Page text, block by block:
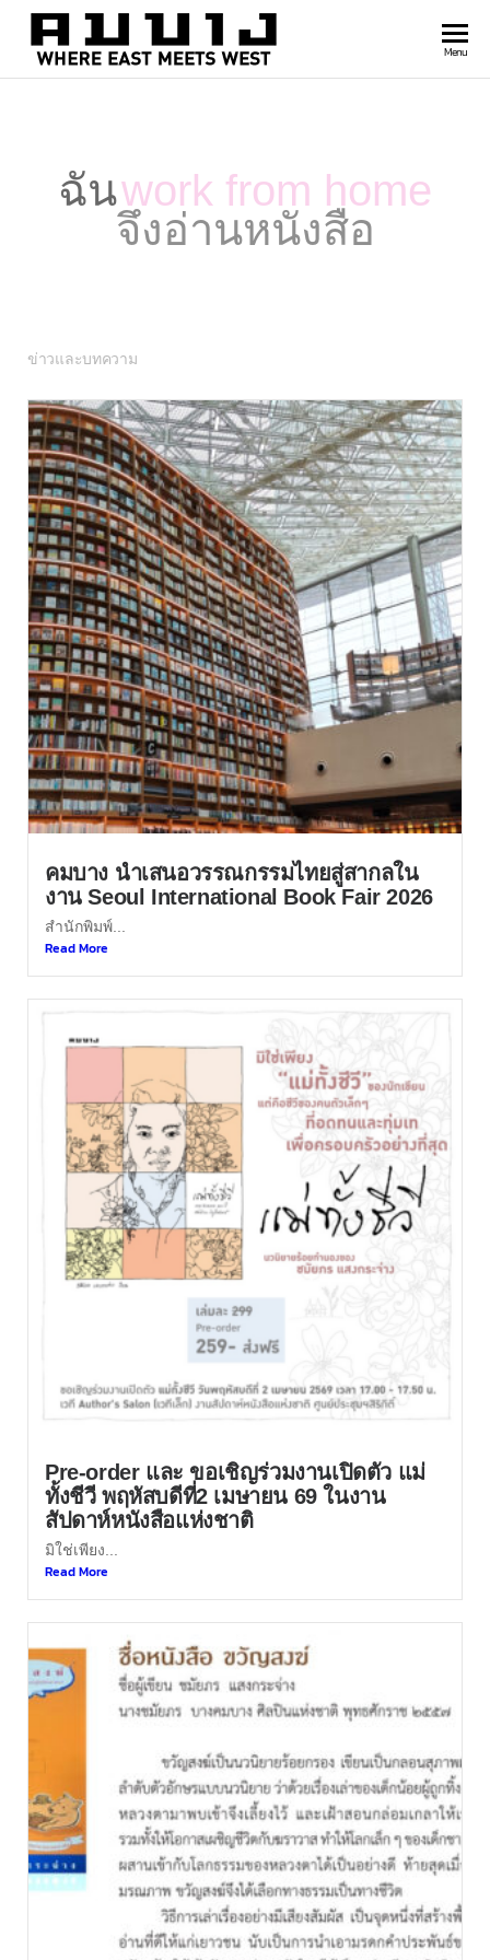
east
Menu
ฉันwork from home
จึงอ่านหนังสือ
ข่าวและบทความ
คมบาง นำเสนอวรรณกรรมไทยสู่สากลใน
งาน Seoul International Book Fair 2026
สำนักพิมพ์...
Read More
Pre-order และ ขอเชิญร่วมงานเปิดตัว แม่
ทั้งชีวี พฤหัสบดีที่2 เมษายน 69 ในงาน
สัปดาห์หนังสือแห่งชาติ
มิใช่เพียง...
Read More